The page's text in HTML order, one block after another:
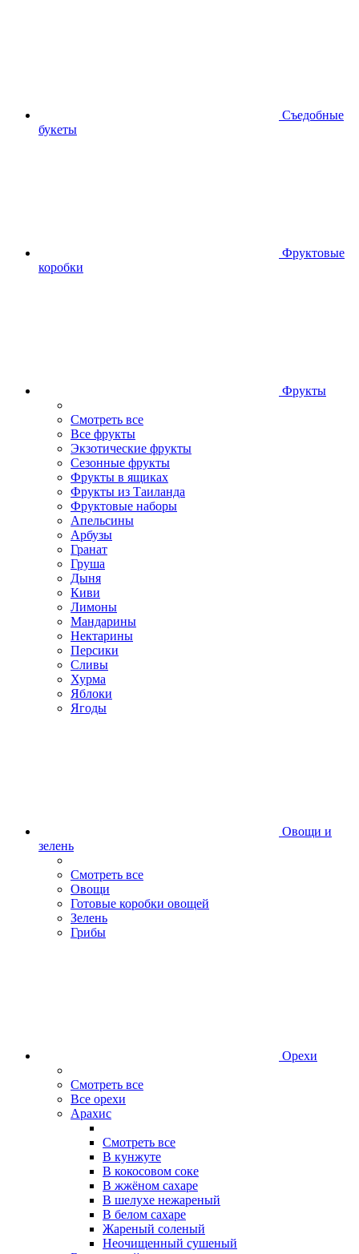
Съедобные
букеты
Фруктовые
коробки
Фрукты
Смотреть все
Все фрукты
Экзотические фрукты
Сезонные фрукты
Фрукты в ящиках
Фрукты из Таиланда
Фруктовые наборы
Апельсины
Арбузы
Гранат
Груша
Дыня
Киви
Лимоны
Мандарины
Нектарины
Персики
Сливы
Хурма
Яблоки
Ягоды
Овощи и
зелень
Смотреть все
Овощи
Готовые коробки овощей
Зелень
Грибы
Орехи
Смотреть все
Все орехи
Арахис
Смотреть все
В кунжуте
В кокосовом соке
В жжёном сахаре
В шелухе нежареный
В белом сахаре
Жареный соленый
Неочищенный сушеный